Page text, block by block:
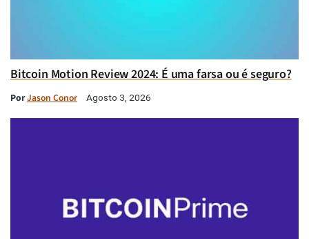
Bitcoin Motion Review 2024: É uma farsa ou é seguro?
PorJason Conor Agosto 3, 2026